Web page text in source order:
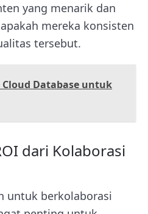
yang menarik dan
mereka konsisten
tersebut.
Database untuk
dari Kolaborasi
untuk berkolaborasi